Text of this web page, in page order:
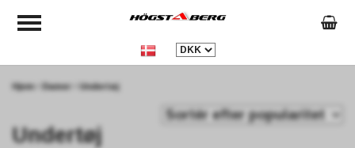
Hjem Damer Undertøj
Undertøj